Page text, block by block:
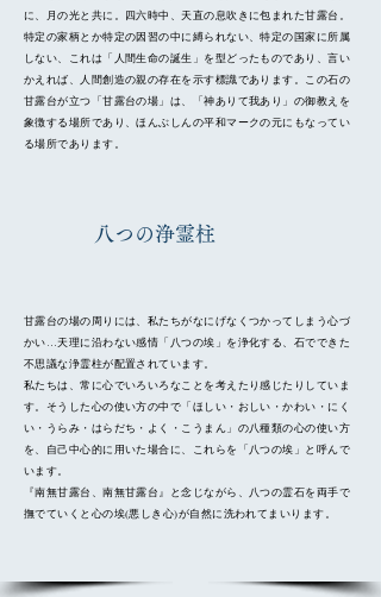
に、月の光と共に。四六時中、天直の息吹きに包まれた甘露台。
特定の家柄とか特定の因習の中に縛られない、特定の国家に所属
しない、これは「人間生命の誕生」を型どったものであり、言い
かえれば、人間創造の親の存在を示す標識であります。この石の
甘露台が立つ「甘露台の場」は、「神ありて我あり」の御教えを
象徴する場所であり、ほんぶしんの平和マークの元にもなってい
る場所であります。
​八つの浄霊柱
甘露台の場の周りには、私たちがなにげなくつかってしまう心づ
かい…天理に沿わない感情「八つの埃」を浄化する、石でできた
不思議な浄霊柱が配置されています。
私たちは、常に心でいろいろなことを考えたり感じたりしていま
す。そうした心の使い方の中で「ほしい・おしい・かわい・にく
い・うらみ・はらだち・よく・こうまん」の八種類の心の使い方
を、自己中心的に用いた場合に、これらを「八つの埃」と呼んで
います。
​『南無甘露台、南無甘露台』と念じながら、八つの霊石を両手で
撫でていくと心の埃(悪しき心)が自然に洗われてまいります。